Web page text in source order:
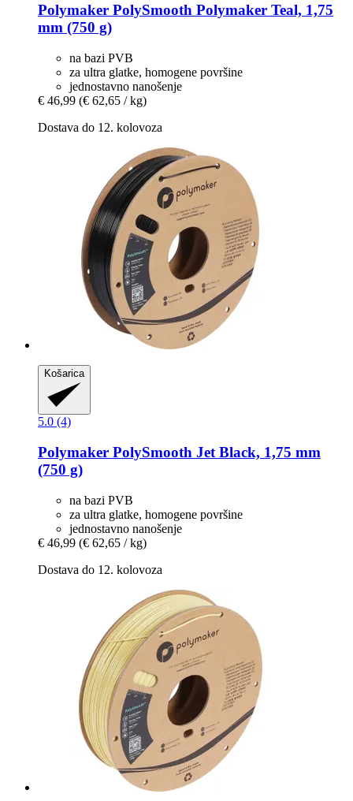
Polymaker PolySmooth Polymaker Teal, 1,75
mm (750 g)
na bazi PVB
za ultra glatke, homogene površine
jednostavno nanošenje
€ 46,99 (€ 62,65 / kg)
Dostava do 12. kolovoza
Košarica
5.0 (4)
Polymaker PolySmooth Jet Black, 1,75 mm
(750 g)
na bazi PVB
za ultra glatke, homogene površine
jednostavno nanošenje
€ 46,99 (€ 62,65 / kg)
Dostava do 12. kolovoza